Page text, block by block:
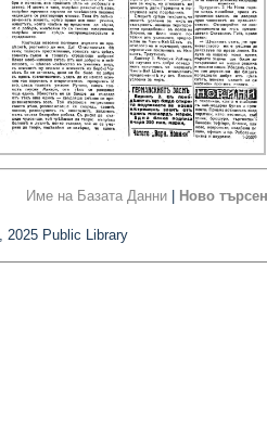
Име на Базата Данни Ново
2025 Public Library